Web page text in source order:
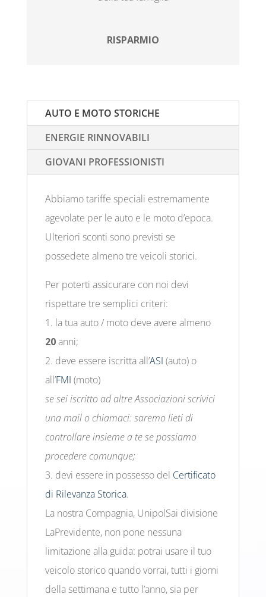
RISPARMIO
AUTO E MOTO STORICHE
ENERGIE RINNOVABILI
GIOVANI PROFESSIONISTI
Abbiamo tariffe speciali estremamente
agevolate per le auto e le moto d’epoca.
Ulteriori sconti sono previsti se
possedete almeno tre veicoli storici.
Per poterti assicurare con noi devi
rispettare tre semplici criteri:
1. la tua auto / moto deve avere almeno
20anni;
2. deve essere iscritta all’ASI (auto) o
all’FMI (moto)
se sei iscritto ad altre Associazioni scrivici
una mail o chiamaci: saremo lieti di
controllare insieme a te se possiamo
procedere comunque;
3. devi essere in possesso del Certificato
di Rilevanza Storica.
La nostra Compagnia, UnipolSai divisione
LaPrevidente, non pone nessuna
limitazione alla guida: potrai usare il tuo
veicolo storico quando vorrai, tutti i giorni
della settimana e tutto l’anno, sia per